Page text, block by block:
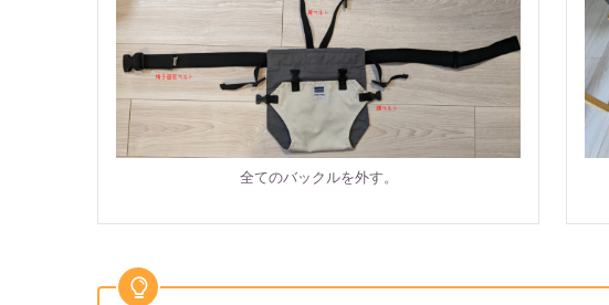
全てのバックルを外す。